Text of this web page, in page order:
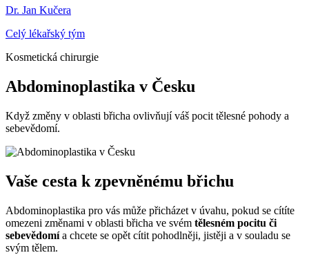
Dr. Jan Kučera
Celý lékařský tým
Kosmetická chirurgie
Abdominoplastika v Česku
Když změny v oblasti břicha ovlivňují váš pocit tělesné pohody a
sebevědomí.
Vaše cesta k zpevněnému břichu
Abdominoplastika pro vás může přicházet v úvahu, pokud se cítíte
omezeni změnami v oblasti břicha ve svém tělesném pocitu či
sebevědomía chcete se opět cítit pohodlněji, jistěji a v souladu se
svým tělem.